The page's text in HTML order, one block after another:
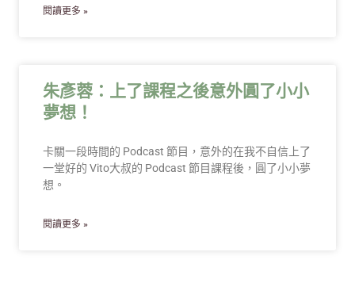
閱讀更多 »
朱彥蓉：上了課程之後意外圓了小小
夢想！
卡關一段時間的 Podcast 節目，意外的在我不自信上了
一堂好的 Vito大叔的 Podcast 節目課程後，圓了小小夢
想。
閱讀更多 »